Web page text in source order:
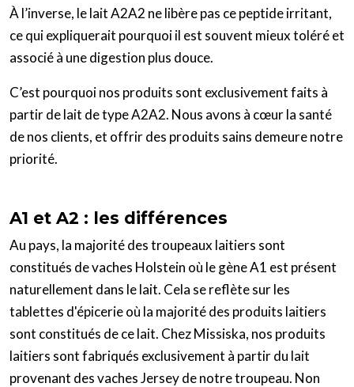
À l’inverse, le lait A2A2 ne libère pas ce peptide irritant,
ce qui expliquerait pourquoi il est souvent mieux toléré et
associé à une digestion plus douce.
C’est pourquoi nos produits sont exclusivement faits à
partir de lait de type A2A2. Nous avons à cœur la santé
de nos clients, et offrir des produits sains demeure notre
priorité.
A1 et A2 : les différences
Au pays, la majorité des troupeaux laitiers sont
constitués de vaches Holstein où le gène A1 est présent
naturellement dans le lait. Cela se reflète sur les
tablettes d'épicerie où la majorité des produits laitiers
sont constitués de ce lait. Chez Missiska, nos produits
laitiers sont fabriqués exclusivement à partir du lait
provenant des vaches Jersey de notre troupeau. Non